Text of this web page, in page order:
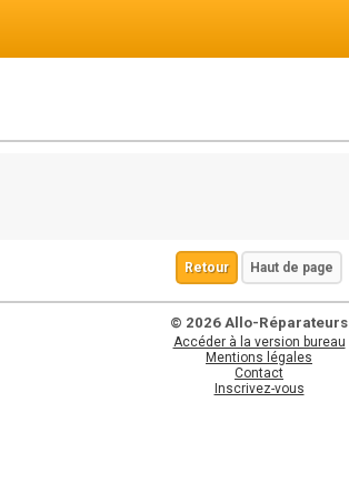
Retour Haut de page
© 2026 Allo-Réparateurs
Accéder à la version bureau
Mentions légales
Contact
Inscrivez-vous